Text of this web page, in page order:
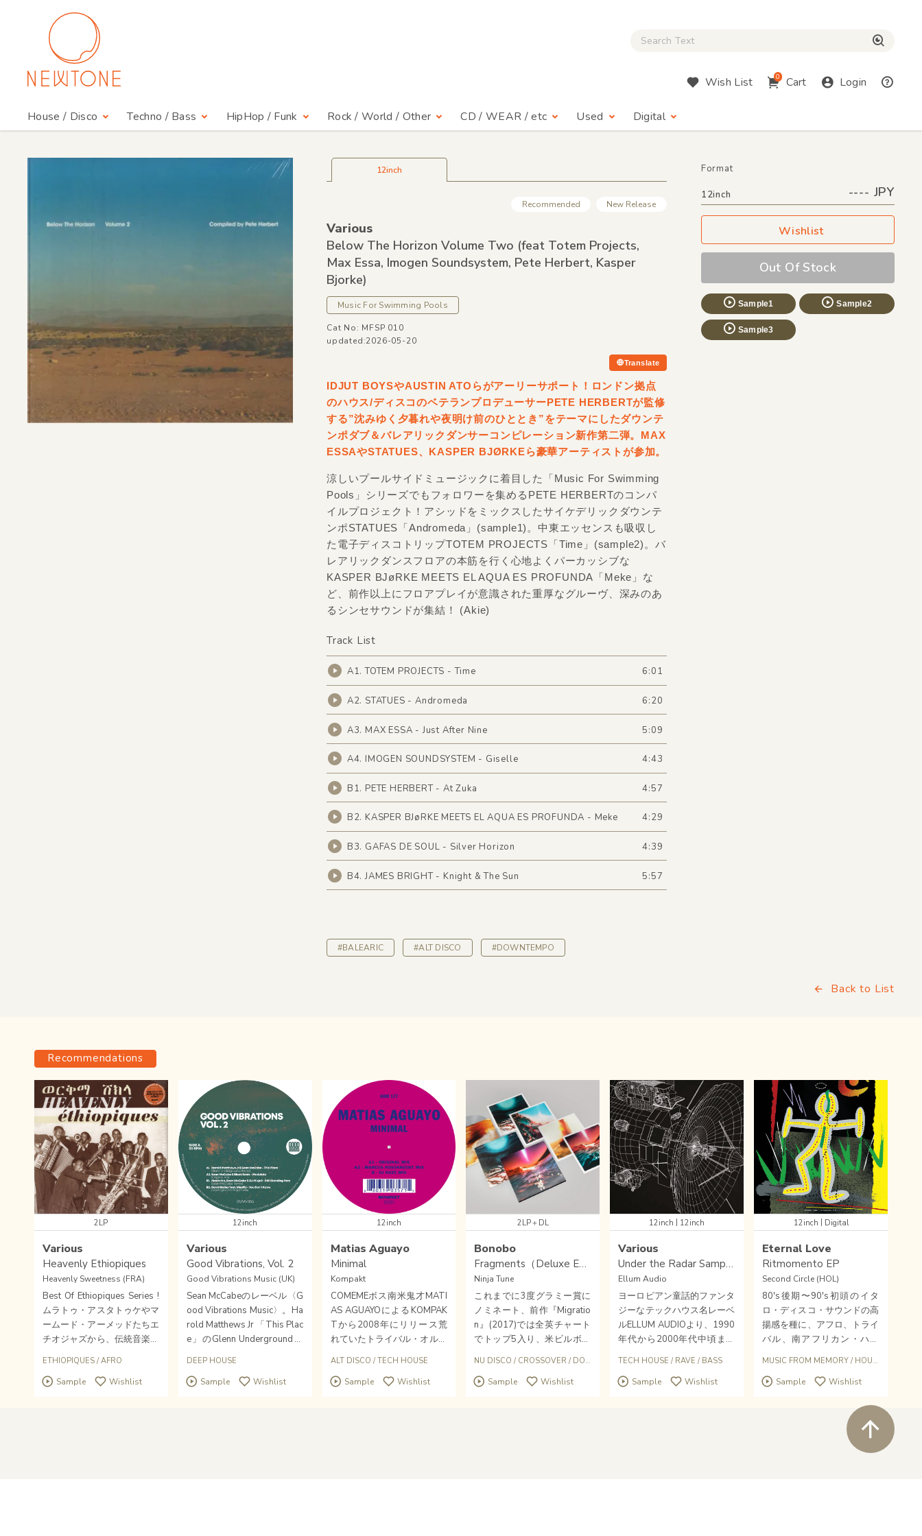
Close Search box
Wish List 0 Cart Login
House / Disco Techno / Bass HipHop / Funk Rock / World / Other CD / WEAR / etc Used Digital
12inch
Recommended New Release
Various
Below The Horizon Volume Two (feat Totem Projects,
Max Essa, Imogen Soundsystem, Pete Herbert, Kasper
Bjorke)
Music For Swimming Pools
Cat No: MFSP 010
updated:2026-05-20
Translate
Format
12inch ---- JPY
Wishlist
Out Of Stock
Sample1 Sample2
Sample3
IDJUT BOYSやAUSTIN ATOらがアーリーサポート！ロンドン拠点
のハウス/ディスコのベテランプロデューサーPETE HERBERTが監修
する”沈みゆく夕暮れや夜明け前のひととき”をテーマにしたダウンテ
ンポダブ＆バレアリックダンサーコンピレーション新作第二弾。MAX
ESSAやSTATUES、KASPER BJØRKEら豪華アーティストが参加。
涼しいプールサイドミュージックに着目した「Music For Swimming
Pools」シリーズでもフォロワーを集めるPETE HERBERTのコンパ
イルプロジェクト！アシッドをミックスしたサイケデリックダウンテ
ンポSTATUES「Andromeda」(sample1)。中東エッセンスも吸収し
た電子ディスコトリップTOTEM PROJECTS「Time」(sample2)。バ
レアリックダンスフロアの本筋を行く心地よくパーカッシブな
KASPER BJøRKE MEETS EL AQUA ES PROFUNDA「Meke」な
ど、前作以上にフロアプレイが意識された重厚なグルーヴ、深みのあ
るシンセサウンドが集結！ (Akie)
Track List
A1. TOTEM PROJECTS - Time 6:01
A2. STATUES - Andromeda 6:20
A3. MAX ESSA - Just After Nine 5:09
A4. IMOGEN SOUNDSYSTEM - Giselle 4:43
B1. PETE HERBERT - At Zuka 4:57
B2. KASPER BJøRKE MEETS EL AQUA ES PROFUNDA - Meke 4:29
B3. GAFAS DE SOUL - Silver Horizon 4:39
B4. JAMES BRIGHT - Knight & The Sun 5:57
#BALEARIC #ALT DISCO #DOWNTEMPO
Back to List
Recommendations
2LP
Various
Heavenly Ethiopiques
Heavenly Sweetness (FRA)
Best Of Ethiopiques Series !
ムラトゥ・アスタトゥケやマ
ームード・アーメッドたちエ
チオジャズから、伝統音楽ま
の音源をHEAVENLY SWEET
NESSがコンパイルの名盤20
ETHIOPIQUES /AFRO
Sample Wishlist
12inch
Various
Good Vibrations, Vol. 2
Good Vibrations Music (UK)
Sean McCabeのレーベル〈G
ood Vibrations Music〉。Ha
rold Matthews Jr 「This Plac
e」のGlenn Undergroundに
brations, Vol. 2。Louie Veg
DEEP HOUSE
Sample Wishlist
12inch
Matias Aguayo
Minimal
Kompakt
COMEMEボス南米鬼才MATI
AS AGUAYOによるKOMPAK
Tから2008年にリリース荒
れていたトライバル・オルタ
inimal」が、2024年のリプ
レス以来2年ぶり再びリプレ
ALT DISCO /TECH HOUSE
Sample Wishlist
2LP＋DL
Bonobo
Fragments（Deluxe Edition / Clear Vinyl / Lenticular Sleeve / Art Prints）
Ninja Tune
これまでに3度グラミー賞に
ノミネート、前作『Migratio
n』(2017)では全英チャート
でトップ5入り、米ビルボー
ートでは1位を記録し、世界
ツアーでは200万人を動員、
NU DISCO / CROSSOVER / DOWNTEMPO /ELECTRONICA
Sample Wishlist
12inch 12inch
Various
Under the Radar Sampler1
Ellum Audio
ヨーロピアン童話的ファンタ
ジーなテックハウス名レーベ
ルELLUM AUDIOより、1990
年代から2000年代中頃まで
の新シリーズが始まっ
た！！！3アーチスト3トラ
TECH HOUSE / RAVE / BASS
Sample Wishlist
12inch Digital
Eternal Love
Ritmomento EP
Second Circle (HOL)
80's後期〜90's初頭のイタ
ロ・ディスコ・サウンドの高
揚感を種に、アフロ、トライ
バル、南アフリカン・ハウ
びやかに上昇する、ロマンテ
ィックで現代的なダンス・ト
MEMORY〉のサブレーベル
〈Second Circle〉から、〈G
roovin Recordings〉や〈Pla
net Trip〉でリリースしてき
MUSIC FROM MEMORY / HOUSE
Sample Wishlist